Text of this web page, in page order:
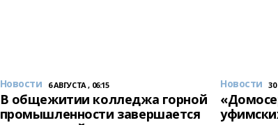
Новости 6 АВГУСТА , 06:15
В общежитии колледжа горной
промышленности завершается
Новости